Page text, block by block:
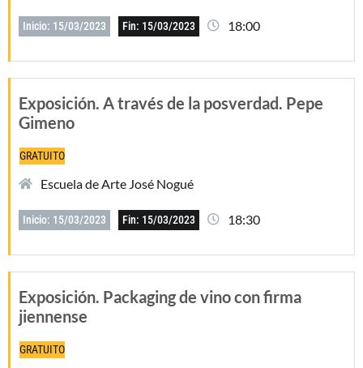
Inicio: 15/03/2023 Fin: 15/03/2023 18:00
Exposición. A través de la posverdad. Pepe
Gimeno
GRATUITO
Escuela de Arte José Nogué
Inicio: 15/03/2023 Fin: 15/03/2023 18:30
Exposición. Packaging de vino con firma
jiennense
GRATUITO